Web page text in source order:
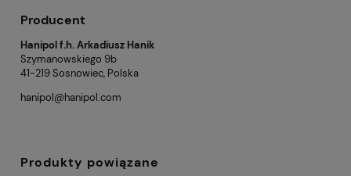
Producent
Hanipol f.h. Arkadiusz Hanik
Szymanowskiego 9b
41-219 Sosnowiec, Polska
hanipol@hanipol.com
Produkty powiązane